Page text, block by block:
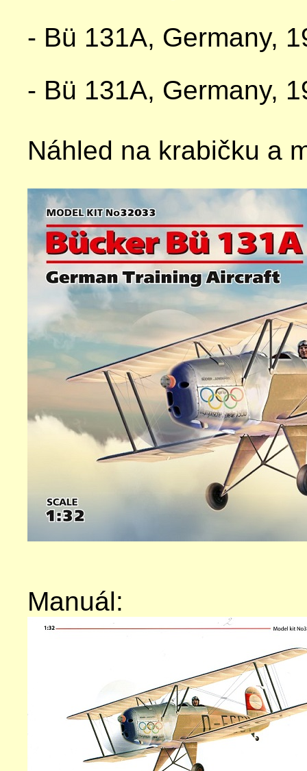
- Bü 131A, Germany,
- Bü 131A, Germany,
Náhled na krabičku a
Manuál: